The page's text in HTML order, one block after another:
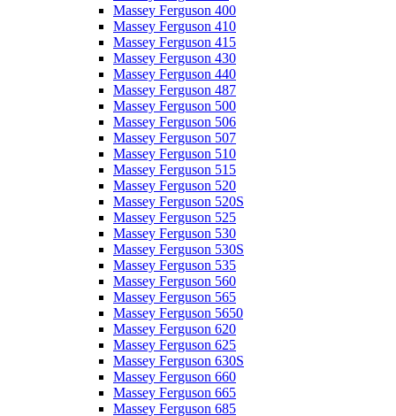
Massey Ferguson 400
Massey Ferguson 410
Massey Ferguson 415
Massey Ferguson 430
Massey Ferguson 440
Massey Ferguson 487
Massey Ferguson 500
Massey Ferguson 506
Massey Ferguson 507
Massey Ferguson 510
Massey Ferguson 515
Massey Ferguson 520
Massey Ferguson 520S
Massey Ferguson 525
Massey Ferguson 530
Massey Ferguson 530S
Massey Ferguson 535
Massey Ferguson 560
Massey Ferguson 565
Massey Ferguson 5650
Massey Ferguson 620
Massey Ferguson 625
Massey Ferguson 630S
Massey Ferguson 660
Massey Ferguson 665
Massey Ferguson 685